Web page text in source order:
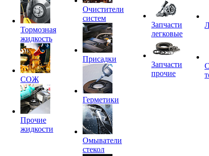
Тормозная
жидкость
СОЖ
Прочие
жидкости
Очистители
систем
Присадки
Герметики
Омыватели
стекол
Запчасти
легковые
Запчасти
прочие